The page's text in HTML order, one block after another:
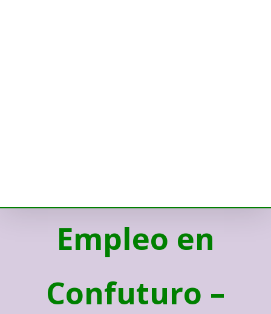
Empleo en
Confuturo –